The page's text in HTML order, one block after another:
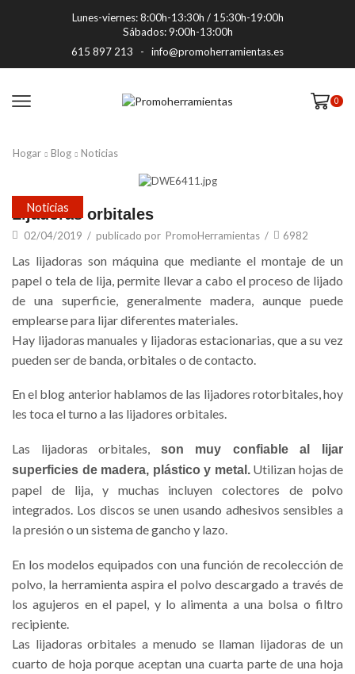
Lunes-viernes: 8:00h-13:30h / 15:30h-19:00h
Sábados: 9:00h-13:00h
615 897 213 - info@promoherramientas.es
0
Hogar Blog Noticias
Noticias
Lijadoras orbitales
02/04/2019 / publicado por PromoHerramientas / 6982
Las lijadoras son máquina que mediante el montaje de un
papel o tela de lija, permite llevar a cabo el proceso de lijado
de una superficie, generalmente madera, aunque puede
emplearse para lijar diferentes materiales.
Hay lijadoras manuales y lijadoras estacionarias, que a su vez
pueden ser de banda, orbitales o de contacto.
En el blog anterior hablamos de las lijadores rotorbitales, hoy
les toca el turno a las lijadores orbitales.
Las lijadoras orbitales, son muy confiable al lijar
superficies de madera, plástico y metal.Utilizan hojas de
papel de lija, y muchas incluyen colectores de polvo
integrados. Los discos se unen usando adhesivos sensibles a
la presión o un sistema de gancho y lazo.
En los modelos equipados con una función de recolección de
polvo, la herramienta aspira el polvo descargado a través de
los agujeros en el papel, y lo alimenta a una bolsa o filtro
recipiente.
Las lijadoras orbitales a menudo se llaman lijadoras de un
cuarto de hoja porque aceptan una cuarta parte de una hoja